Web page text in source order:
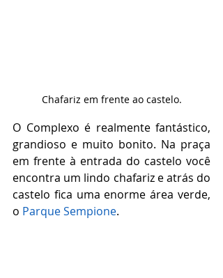
Chafariz em frente ao castelo.
O Complexo é realmente fantástico,
grandioso e muito bonito. Na praça
em frente à entrada do castelo você
encontra um lindo chafariz e atrás do
castelo fica uma enorme área verde,
o Parque Sempione.